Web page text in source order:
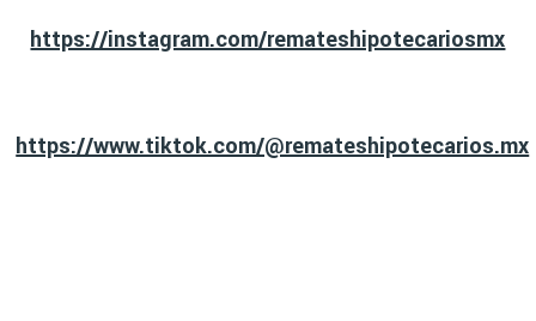
https://instagram.com/remateshipotecariosmx
https://www.tiktok.com/@remateshipotecarios.mx